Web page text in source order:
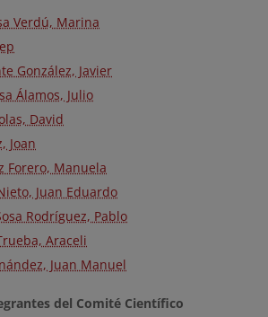
Verdú, Marina
González, Javier
Álamos, Julio
David
Joan
Forero, Manuela
Juan Eduardo
Rodríguez, Pablo
Araceli
Juan Manuel
del Comité Científico